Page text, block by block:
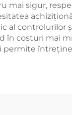
mai sigur,
al controlurilor
în costuri mai
permite